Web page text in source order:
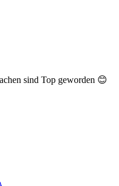
sind Top geworden 😊